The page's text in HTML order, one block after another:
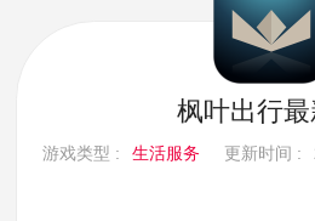
枫叶出行最
游戏类型 : 生活服务 更新时间 :